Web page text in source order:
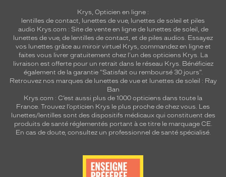
Krys, Opticien en ligne :
lentilles de contact, lunettes de vue, lunettes de soleil et piles
audio Krys.com : Site de vente en ligne de lunettes de soleil, de
lunettes de vue, de lentilles de contact, et de piles audios. Essayez
vos lunettes grâce au miroir virtuel Krys, commandez en ligne et
faites vous livrer gratuitement chez l'un des opticiens Krys. La
livraison est offerte pour un retrait dans le réseau Krys. Bénéficiez
également de la garantie "Satisfait ou remboursé 30 jours".
Retrouvez nos marques de lunettes de vue et lunettes de soleil : Ray
Ban
Krys.com : C’est aussi plus de 1000 opticiens dans toute la
France. Trouvez l’opticien Krys le plus proche de chez vous. Les
lunettes/lentilles sont des dispositifs médicaux qui constituent des
produits de santé réglementés portant à ce titre le marquage CE.
En cas de doute, consultez un professionnel de santé spécialisé.